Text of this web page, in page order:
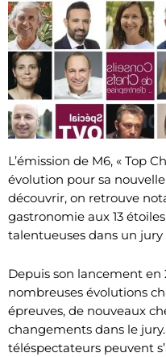
L’émission de M6, « Top
évolution pour sa
découvrir, on retrouve
gastronomie aux 13
talentueuses dans un jury
Depuis son lancement en
nombreuses évolutions
épreuves, de nouveaux
changements dans le
téléspectateurs peuvent